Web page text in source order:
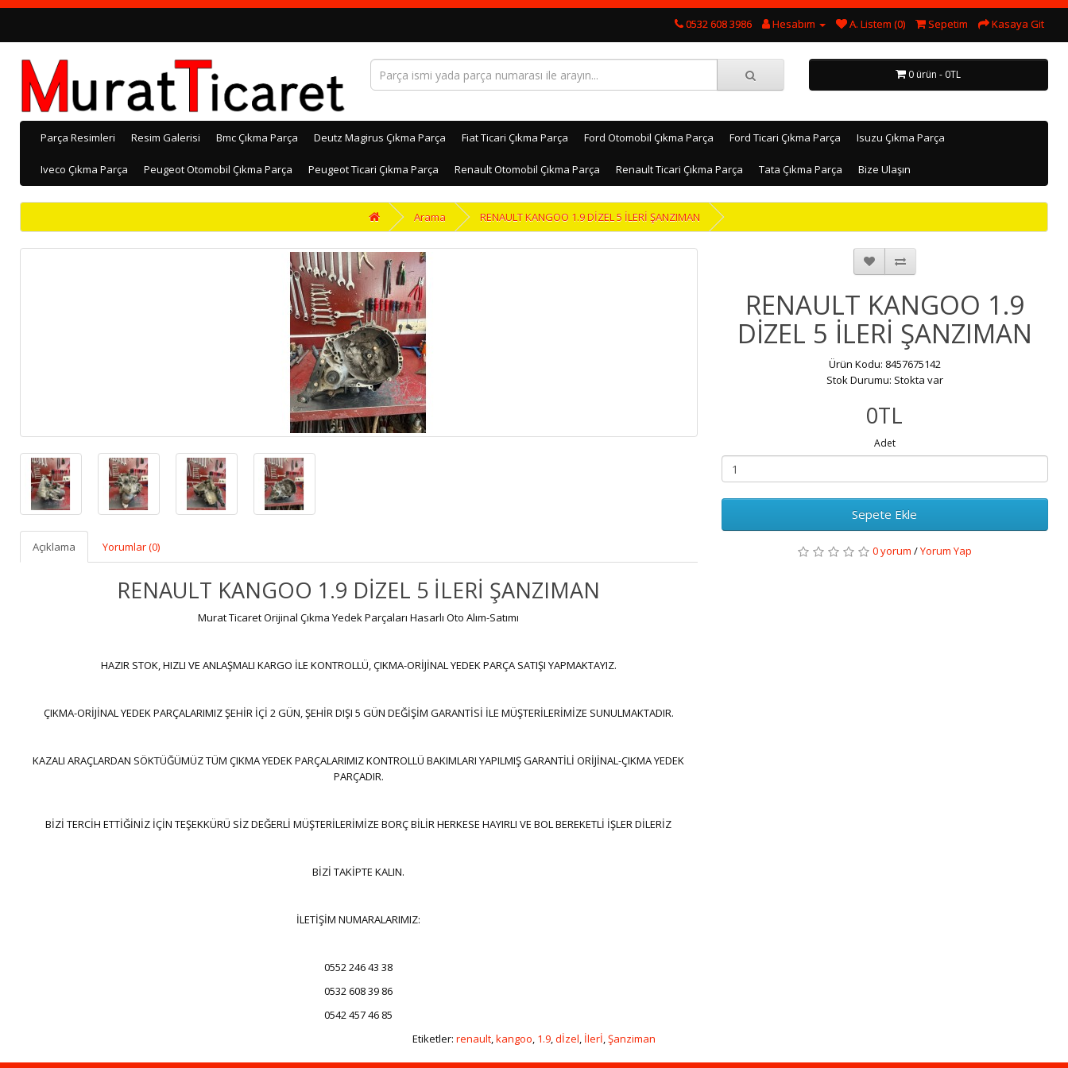
0532 608 3986 Hesabım A. Listem (0) Sepetim Kasaya Git
0 ürün - 0TL
Parça Resimleri Resim Galerisi Bmc Çıkma Parça Deutz Magirus Çıkma Parça Fiat Ticari Çıkma Parça Ford Otomobil Çıkma Parça Ford Ticari Çıkma Parça Isuzu Çıkma Parça
Iveco Çıkma Parça Peugeot Otomobil Çıkma Parça Peugeot Ticari Çıkma Parça Renault Otomobil Çıkma Parça Renault Ticari Çıkma Parça Tata Çıkma Parça Bize Ulaşın
Arama RENAULT KANGOO 1.9 DİZEL 5 İLERİ ŞANZIMAN
Açıklama Yorumlar (0)
RENAULT KANGOO 1.9 DİZEL 5 İLERİ ŞANZIMAN
Murat Ticaret Orijinal Çıkma Yedek Parçaları Hasarlı Oto Alım-Satımı
HAZIR STOK, HIZLI VE ANLAŞMALI KARGO İLE KONTROLLÜ, ÇIKMA-ORİJİNAL YEDEK PARÇA SATIŞI YAPMAKTAYIZ.
ÇIKMA-ORİJİNAL YEDEK PARÇALARIMIZ ŞEHİR İÇİ 2 GÜN, ŞEHİR DIŞI 5 GÜN DEĞİŞİM GARANTİSİ İLE MÜŞTERİLERİMİZE SUNULMAKTADIR.
KAZALI ARAÇLARDAN SÖKTÜĞÜMÜZ TÜM ÇIKMA YEDEK PARÇALARIMIZ KONTROLLÜ BAKIMLARI YAPILMIŞ GARANTİLİ ORİJİNAL-ÇIKMA YEDEK
PARÇADIR.
BİZİ TERCİH ETTİĞİNİZ İÇİN TEŞEKKÜRÜ SİZ DEĞERLİ MÜŞTERİLERİMİZE BORÇ BİLİR HERKESE HAYIRLI VE BOL BEREKETLİ İŞLER DİLERİZ
BİZİ TAKİPTE KALIN.
İLETİŞİM NUMARALARIMIZ:
0552 246 43 38
0532 608 39 86
0542 457 46 85
RENAULT KANGOO 1.9
DİZEL 5 İLERİ ŞANZIMAN
Ürün Kodu: 8457675142
Stok Durumu: Stokta var
0TL
Adet
Sepete Ekle
0 yorum /Yorum Yap
Etiketler: renault,kangoo, 1.9,dİzel, İlerİ,Şanziman